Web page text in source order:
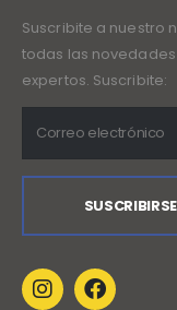
Suscribite a nuestro
todas las
expertos. Suscribite: